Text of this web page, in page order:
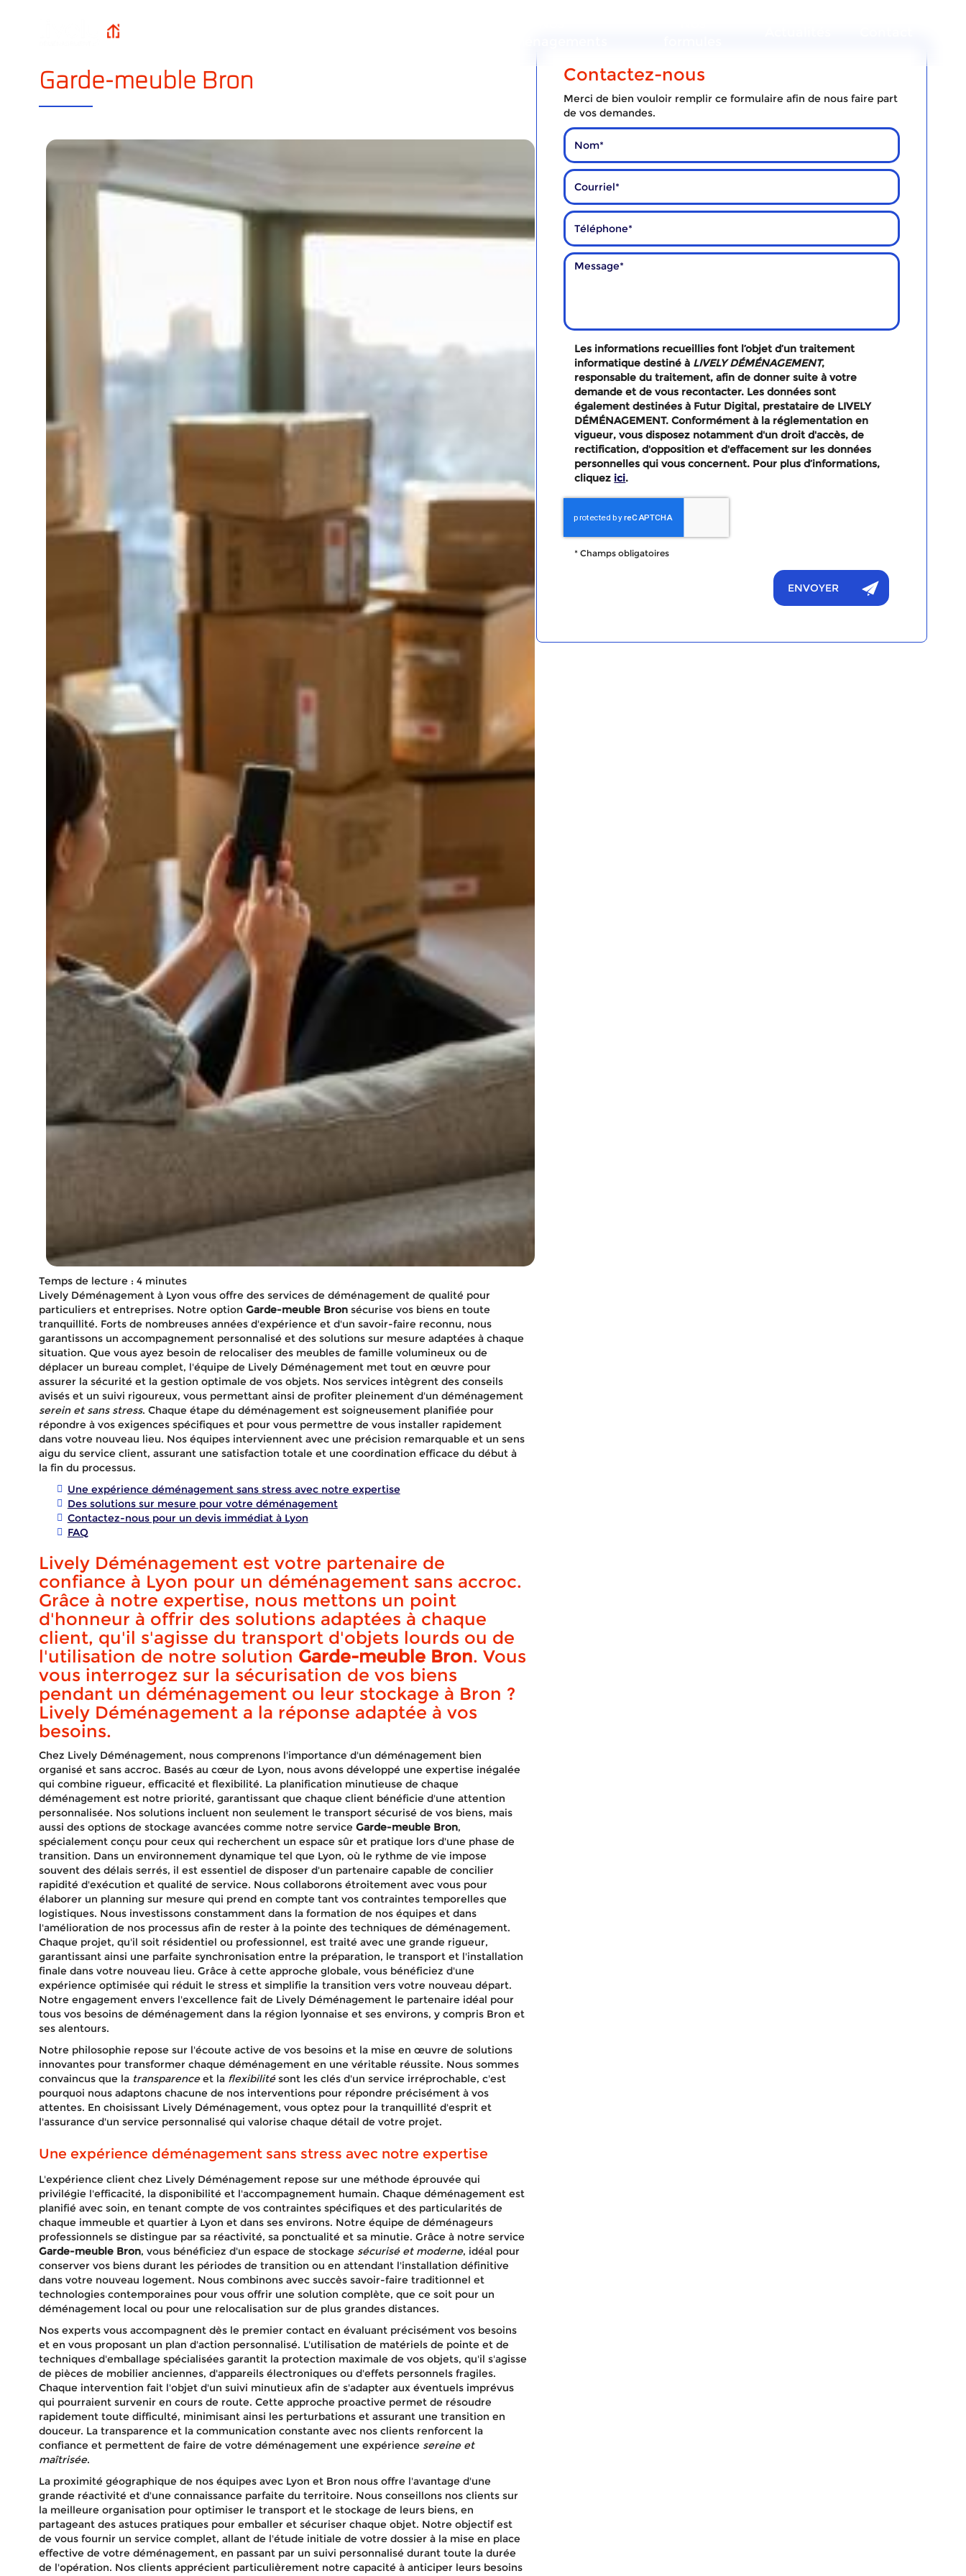
Garde-meuble Bron
APPELEZ-NOUS !
Garde-meuble Bron
Temps de lecture : 4 minutes
Lively Déménagement à Lyon vous offre des services de déménagement de qualité pour
particuliers et entreprises. Notre option Garde-meuble Bronsécurise vos biens en toute
tranquillité. Forts de nombreuses années d'expérience et d'un savoir-faire reconnu, nous
garantissons un accompagnement personnalisé et des solutions sur mesure adaptées à chaque
situation. Que vous ayez besoin de relocaliser des meubles de famille volumineux ou de
déplacer un bureau complet, l'équipe de Lively Déménagement met tout en œuvre pour
assurer la sécurité et la gestion optimale de vos objets. Nos services intègrent des conseils
avisés et un suivi rigoureux, vous permettant ainsi de profiter pleinement d'un déménagement
serein et sans stress. Chaque étape du déménagement est soigneusement planifiée pour
répondre à vos exigences spécifiques et pour vous permettre de vous installer rapidement
dans votre nouveau lieu. Nos équipes interviennent avec une précision remarquable et un sens
aigu du service client, assurant une satisfaction totale et une coordination efficace du début à
la fin du processus.
Une expérience déménagement sans stress avec notre expertise
Des solutions sur mesure pour votre déménagement
Contactez-nous pour un devis immédiat à Lyon
FAQ
Lively Déménagement est votre partenaire de
confiance à Lyon pour un déménagement sans accroc.
Grâce à notre expertise, nous mettons un point
d'honneur à offrir des solutions adaptées à chaque
client, qu'il s'agisse du transport d'objets lourds ou de
l'utilisation de notre solution Garde-meuble Bron. Vous
vous interrogez sur la sécurisation de vos biens
pendant un déménagement ou leur stockage à Bron ?
Lively Déménagement a la réponse adaptée à vos
besoins.
Chez Lively Déménagement, nous comprenons l'importance d'un déménagement bien
organisé et sans accroc. Basés au cœur de Lyon, nous avons développé une expertise inégalée
qui combine rigueur, efficacité et flexibilité. La planification minutieuse de chaque
déménagement est notre priorité, garantissant que chaque client bénéficie d'une attention
personnalisée. Nos solutions incluent non seulement le transport sécurisé de vos biens, mais
aussi des options de stockage avancées comme notre service Garde-meuble Bron,
spécialement conçu pour ceux qui recherchent un espace sûr et pratique lors d'une phase de
transition. Dans un environnement dynamique tel que Lyon, où le rythme de vie impose
souvent des délais serrés, il est essentiel de disposer d'un partenaire capable de concilier
rapidité d'exécution et qualité de service. Nous collaborons étroitement avec vous pour
élaborer un planning sur mesure qui prend en compte tant vos contraintes temporelles que
logistiques. Nous investissons constamment dans la formation de nos équipes et dans
l'amélioration de nos processus afin de rester à la pointe des techniques de déménagement.
Chaque projet, qu'il soit résidentiel ou professionnel, est traité avec une grande rigueur,
garantissant ainsi une parfaite synchronisation entre la préparation, le transport et l'installation
finale dans votre nouveau lieu. Grâce à cette approche globale, vous bénéficiez d'une
expérience optimisée qui réduit le stress et simplifie la transition vers votre nouveau départ.
Notre engagement envers l'excellence fait de Lively Déménagement le partenaire idéal pour
tous vos besoins de déménagement dans la région lyonnaise et ses environs, y compris Bron et
ses alentours.
Notre philosophie repose sur l'écoute active de vos besoins et la mise en œuvre de solutions
innovantes pour transformer chaque déménagement en une véritable réussite. Nous sommes
convaincus que la transparenceet la flexibilitésont les clés d'un service irréprochable, c'est
pourquoi nous adaptons chacune de nos interventions pour répondre précisément à vos
attentes. En choisissant Lively Déménagement, vous optez pour la tranquillité d'esprit et
l'assurance d'un service personnalisé qui valorise chaque détail de votre projet.
Une expérience déménagement sans stress avec notre expertise
L'expérience client chez Lively Déménagement repose sur une méthode éprouvée qui
privilégie l'efficacité, la disponibilité et l'accompagnement humain. Chaque déménagement est
planifié avec soin, en tenant compte de vos contraintes spécifiques et des particularités de
chaque immeuble et quartier à Lyon et dans ses environs. Notre équipe de déménageurs
professionnels se distingue par sa réactivité, sa ponctualité et sa minutie. Grâce à notre service
Garde-meuble Bron, vous bénéficiez d'un espace de stockage sécurisé et moderne, idéal pour
conserver vos biens durant les périodes de transition ou en attendant l'installation définitive
dans votre nouveau logement. Nous combinons avec succès savoir-faire traditionnel et
technologies contemporaines pour vous offrir une solution complète, que ce soit pour un
déménagement local ou pour une relocalisation sur de plus grandes distances.
Nos experts vous accompagnent dès le premier contact en évaluant précisément vos besoins
et en vous proposant un plan d'action personnalisé. L'utilisation de matériels de pointe et de
techniques d'emballage spécialisées garantit la protection maximale de vos objets, qu'il s'agisse
de pièces de mobilier anciennes, d'appareils électroniques ou d'effets personnels fragiles.
Chaque intervention fait l'objet d'un suivi minutieux afin de s'adapter aux éventuels imprévus
qui pourraient survenir en cours de route. Cette approche proactive permet de résoudre
rapidement toute difficulté, minimisant ainsi les perturbations et assurant une transition en
douceur. La transparence et la communication constante avec nos clients renforcent la
confiance et permettent de faire de votre déménagement une expérience sereine et
maîtrisée.
La proximité géographique de nos équipes avec Lyon et Bron nous offre l'avantage d'une
grande réactivité et d'une connaissance parfaite du territoire. Nous conseillons nos clients sur
la meilleure organisation pour optimiser le transport et le stockage de leurs biens, en
partageant des astuces pratiques pour emballer et sécuriser chaque objet. Notre objectif est
de vous fournir un service complet, allant de l'étude initiale de votre dossier à la mise en place
effective de votre déménagement, en passant par un suivi personnalisé durant toute la durée
de l'opération. Nos clients apprécient particulièrement notre capacité à anticiper leurs besoins
Contactez-nous
Merci de bien vouloir remplir ce formulaire afin de nous faire part
de vos demandes.
Les informations recueillies font l’objet d’un traitement
informatique destiné à LIVELY DÉMÉNAGEMENT,
responsable du traitement, afin de donner suite à votre
demande et de vous recontacter. Les données sont
également destinées à Futur Digital, prestataire de LIVELY
DÉMÉNAGEMENT. Conformément à la réglementation en
vigueur, vous disposez notamment d'un droit d'accès, de
rectification, d'opposition et d'effacement sur les données
personnelles qui vous concernent. Pour plus d’informations,
cliquez ici.
*Champs obligatoires